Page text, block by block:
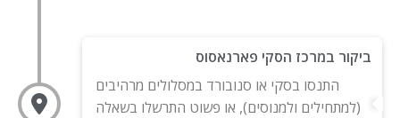
ביקור במרכז הסקי פארנאסוס
התנסו בסקי או סנובורד במסלולים מרהיבים
(למתחילים ולמנוסים), או פשוט התרשלו בשאלה